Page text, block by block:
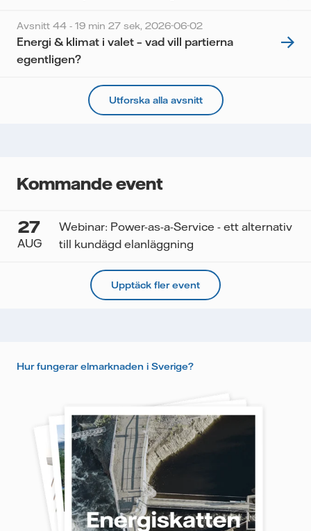
Avsnitt 44 - 19 min 27 sek, 2026-06-02
Energi & klimat i valet – vad vill partierna
egentligen?
Utforska alla avsnitt
Kommande event
27
AUG
Webinar: Power-as-a-Service - ett alternativ
till kundägd elanläggning
Upptäck fler event
Hur fungerar elmarknaden i Sverige?